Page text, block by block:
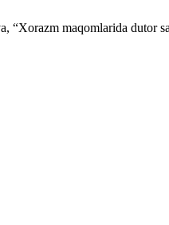
“Xorazm maqomlarida dutor